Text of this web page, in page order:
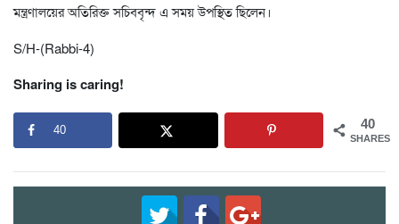
মন্ত্রণালয়ের অতিরিক্ত সচিববৃন্দ এ সময় উপস্থিত ছিলেন।
S/H-(Rabbi-4)
Sharing is caring!
40
SHARES
40